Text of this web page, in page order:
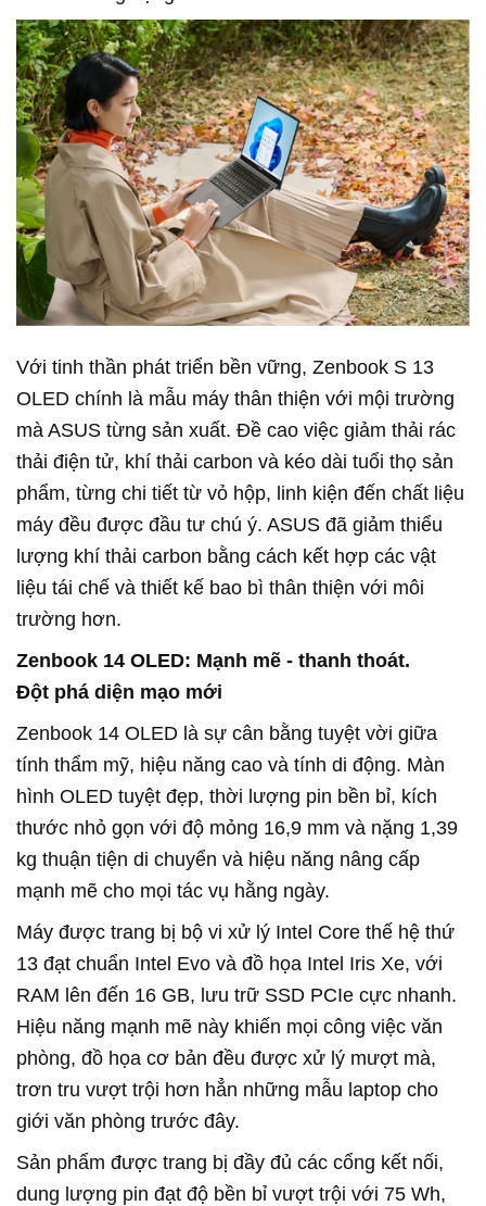
Với tinh thần phát triển bền vững, Zenbook S 13
OLED chính là mẫu máy thân thiện với mội trường
mà ASUS từng sản xuất. Đề cao việc giảm thải rác
thải điện tử, khí thải carbon và kéo dài tuổi thọ sản
phẩm, từng chi tiết từ vỏ hộp, linh kiện đến chất liệu
máy đều được đầu tư chú ý. ASUS đã giảm thiểu
lượng khí thải carbon bằng cách kết hợp các vật
liệu tái chế và thiết kế bao bì thân thiện với môi
trường hơn.
Zenbook 14 OLED: Mạnh mẽ - thanh thoát.
Đột phá diện mạo mới
Zenbook 14 OLED là sự cân bằng tuyệt vời giữa
tính thẩm mỹ, hiệu năng cao và tính di động. Màn
hình OLED tuyệt đẹp, thời lượng pin bền bỉ, kích
thước nhỏ gọn với độ mỏng 16,9 mm và nặng 1,39
kg thuận tiện di chuyển và hiệu năng nâng cấp
mạnh mẽ cho mọi tác vụ hằng ngày.
Máy được trang bị bộ vi xử lý Intel Core thế hệ thứ
13 đạt chuẩn Intel Evo và đồ họa Intel Iris Xe, với
RAM lên đến 16 GB, lưu trữ SSD PCIe cực nhanh.
Hiệu năng mạnh mẽ này khiến mọi công việc văn
phòng, đồ họa cơ bản đều được xử lý mượt mà,
trơn tru vượt trội hơn hẳn những mẫu laptop cho
giới văn phòng trước đây.
Sản phẩm được trang bị đầy đủ các cổng kết nối,
dung lượng pin đạt độ bền bỉ vượt trội với 75 Wh,